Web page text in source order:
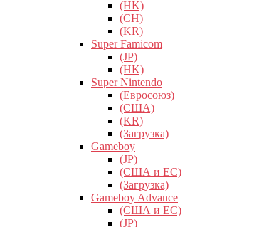
(HK)
(CH)
(KR)
Super Famicom
(JP)
(HK)
Super Nintendo
(Евросоюз)
(США)
(KR)
(Загрузка)
Gameboy
(JP)
(США и ЕС)
(Загрузка)
Gameboy Advance
(США и ЕС)
(JP)